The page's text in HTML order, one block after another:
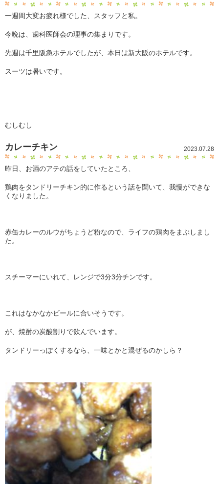
一週間大変お疲れ様でした、スタッフと私。
今晩は、歯科医師会の理事の集まりです。
先週は千里阪急ホテルでしたが、本日は新大阪のホテルです。
スーツは暑いです。
むしむし
2023.07.28
カレーチキン
昨日、お酒のアテの話をしていたところ、
鶏肉をタンドリーチキン的に作るという話を聞いて、我慢ができな
くなりました。
赤缶カレーのルウがちょうど粉なので、ライフの鶏肉をまぶしまし
た。
スチーマーにいれて、レンジで3分3分チンです。
これはなかなかビールに合いそうです。
が、焼酎の炭酸割りで飲んでいます。
タンドリーっぽくするなら、一味とかと混ぜるのかしら？